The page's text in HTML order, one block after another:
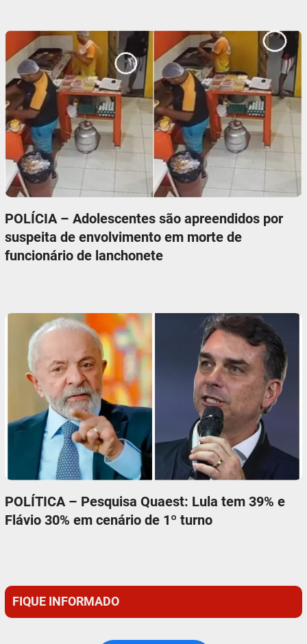
POLÍCIA – Adolescentes são apreendidos por
suspeita de envolvimento em morte de
funcionário de lanchonete
POLÍTICA – Pesquisa Quaest: Lula tem 39% e
Flávio 30% em cenário de 1º turno
FIQUE INFORMADO